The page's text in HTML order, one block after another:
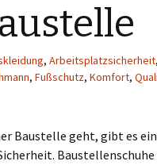
, Arbeitsplatzsicherheit,
, Fußschutz, Komfort,
Baustelle geht, gibt es
Baustellenschuhe